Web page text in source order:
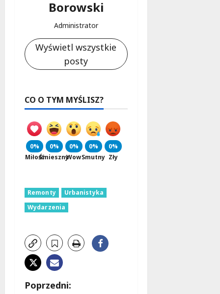
Borowski
Administrator
Wyświetl wszystkie
posty
CO O TYM MYŚLISZ?
0%
Miłość
0%
Śmieszny
0%
Wow
0%
Smutny
0%
Zły
Remonty
Urbanistyka
Wydarzenia
Z
Poprzedni: